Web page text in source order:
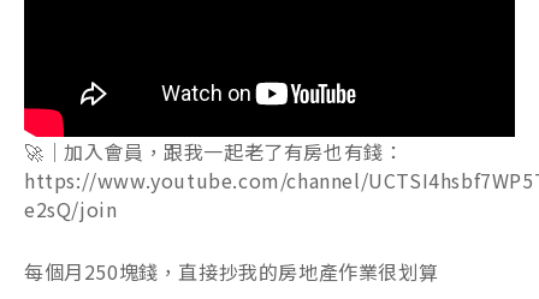
🚀｜加入會員，跟我一起老了有房也有錢：
https://www.youtube.com/channel/
e2sQ/join
每個月250塊錢，直接抄我的房地產作業很划算